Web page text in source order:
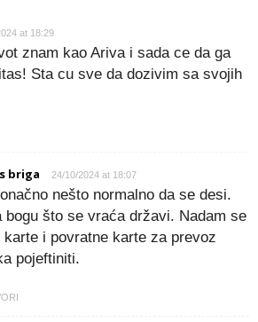
at 18:29
znam kao Ariva i sada ce da ga
Sta cu sve da dozivim sa svojih
briga 24/10/2024 at 18:07
nešto normalno da se desi.
bogu što se vraća državi. Nadam se
karte i povratne karte za prevoz
pojeftiniti.